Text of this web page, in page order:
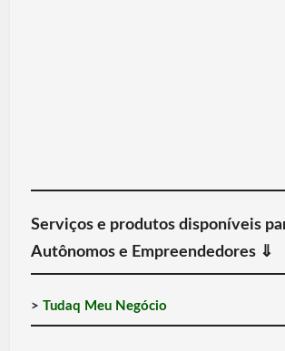
Serviços e produtos disponíveis
Autônomos e Empreendedores ⇓
> Tudaq Meu Negócio